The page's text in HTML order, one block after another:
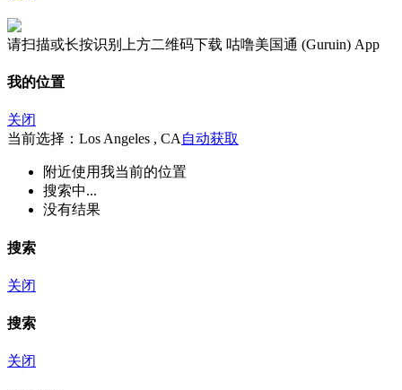
请扫描或长按识别上方二维码下载 咕噜美国通 (Guruin) App
我的位置
关闭
当前选择：Los Angeles , CA 自动获取
附近使用我当前的位置
搜索中...
没有结果
搜索
关闭
搜索
关闭